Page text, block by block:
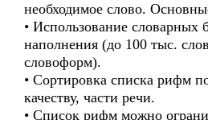
необходимое слово.
• Использование словарных
наполнения (до 100 тыс.
словоформ).
• Сортировка списка рифм
качеству, части речи.
• Список рифм можно